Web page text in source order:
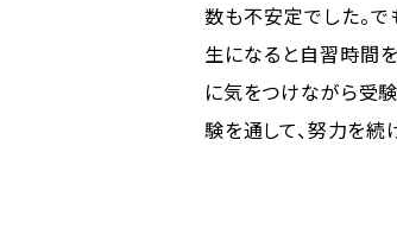
数も不安定でした。
生になると自習時間
に気をつけながら受
験を通して、努力を続